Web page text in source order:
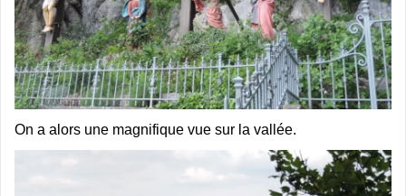
On a alors une magnifique vue sur la vallée.